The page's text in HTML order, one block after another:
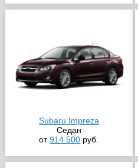
Subaru Impreza
Седан
от914 500 руб.